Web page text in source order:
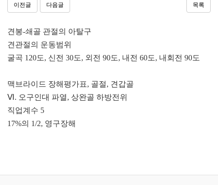
이전글 다음글 목록
견봉-쇄 골 관절의 아탈구
견관절의 운동범위
굴곡 120도, 신전 30도, 외전 90도, 내전 60도, 내회전 90도
맥브라이드 장해평가표, 골절, 견갑골
Ⅵ . 오구인대 파열, 상완골 하방전위
직업계수 5
17%의 1/2, 영구장해